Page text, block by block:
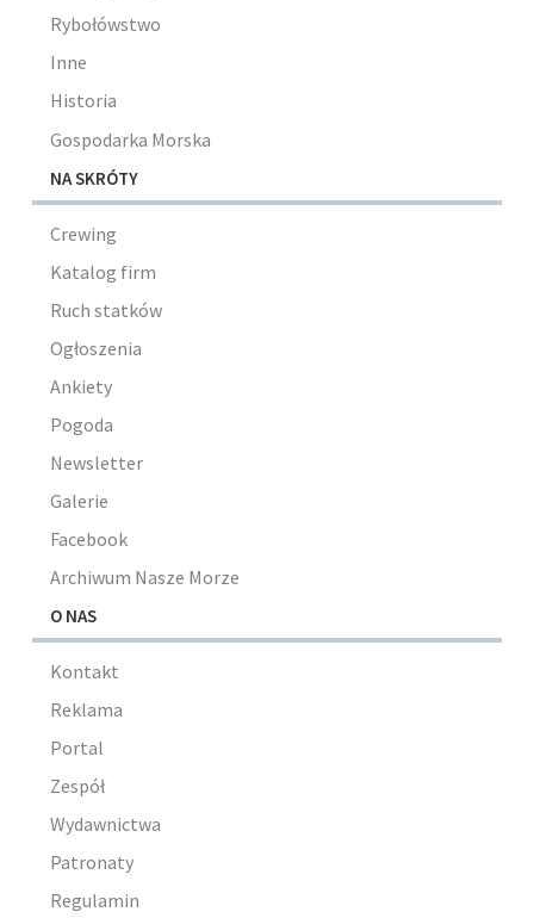
Rybołówstwo
Inne
Historia
Gospodarka Morska
NA SKRÓTY
Crewing
Katalog firm
Ruch statków
Ogłoszenia
Ankiety
Pogoda
Newsletter
Galerie
Facebook
Archiwum Nasze Morze
O NAS
Kontakt
Reklama
Portal
Zespół
Wydawnictwa
Patronaty
Regulamin